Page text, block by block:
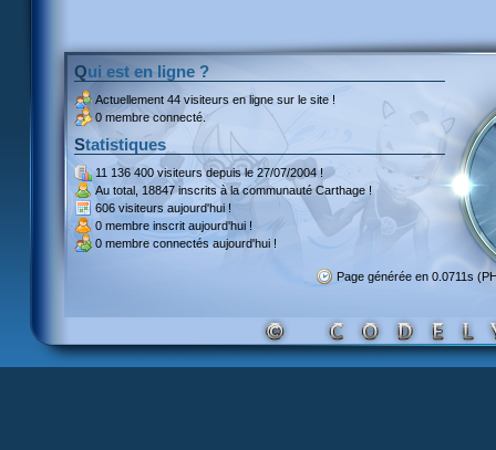
Qui est en ligne ?
Actuellement 44 visiteurs en ligne sur le site !
0 membre connecté.
Statistiques
11 136 400 visiteursdepuis le 27/07/2004 !
Au total, 18847 inscritsà la communauté Carthage !
606 visiteurs aujourd'hui !
0 membre inscrit aujourd'hui !
0 membre connectés aujourd'hui !
Page générée en 0.0711s